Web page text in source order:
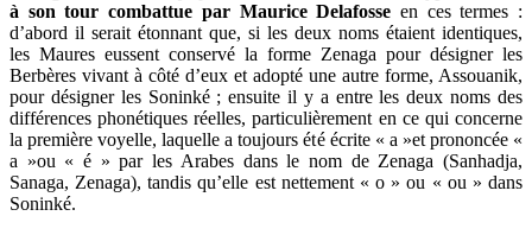
à son tour combattue par Maurice Delafosse en ces termes :
d’abord il serait étonnant que, si les deux noms étaient identiques,
les Maures eussent conservé la forme Zenaga pour désigner les
Berbères vivant à côté d’eux et adopté une autre forme, Assouanik,
pour désigner les Soninké ; ensuite il y a entre les deux noms des
différences phonétiques réelles, particulièrement en ce qui concerne
la première voyelle, laquelle a toujours été écrite « a »et prononcée «
a »ou « é » par les Arabes dans le nom de Zenaga (Sanhadja,
Sanaga, Zenaga), tandis qu’elle est nettement « o » ou « ou » dans
Soninké.